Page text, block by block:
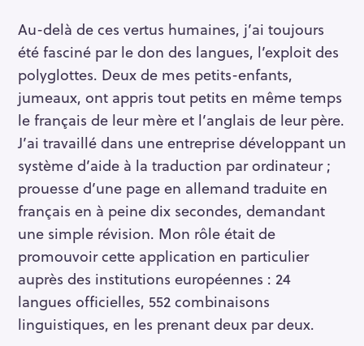
Au-delà de ces vertus humaines, j’ai toujours
été fasciné par le don des langues, l’exploit des
polyglottes. Deux de mes petits-enfants,
jumeaux, ont appris tout petits en même temps
le français de leur mère et l’anglais de leur père.
J’ai travaillé dans une entreprise développant un
système d’aide à la traduction par ordinateur ;
prouesse d’une page en allemand traduite en
français en à peine dix secondes, demandant
une simple révision. Mon rôle était de
promouvoir cette application en particulier
auprès des institutions européennes : 24
langues officielles, 552 combinaisons
linguistiques, en les prenant deux par deux.